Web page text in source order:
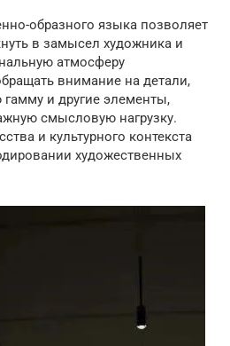
образного языка позволяет
в замысел художника и
атмосферу
внимание на детали,
и другие элементы,
смысловую нагрузку.
и культурного контекста
художественных